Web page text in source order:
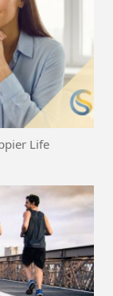
Life